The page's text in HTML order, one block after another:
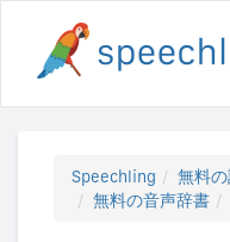
Speechling
無料
無料の音声辞書